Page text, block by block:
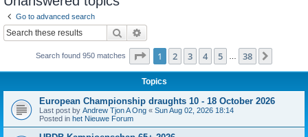
Go to advanced search
Search
Search found 950 matches Page 1of 38
1 2 3 4 5 … 38
Topics
European Championship draughts 10 - 18 October 2026
Last post by Andrew Tjon A Ong « Sun Aug 02, 2026 18:14
Posted in het Nieuwe Forum